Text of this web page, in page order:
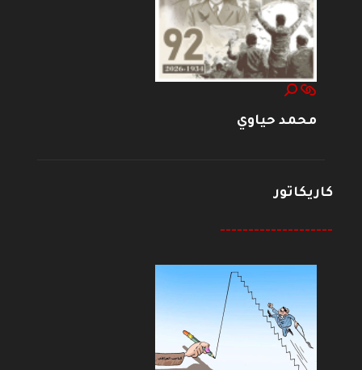
محمد حياوي
كاريكاتور
--------------------